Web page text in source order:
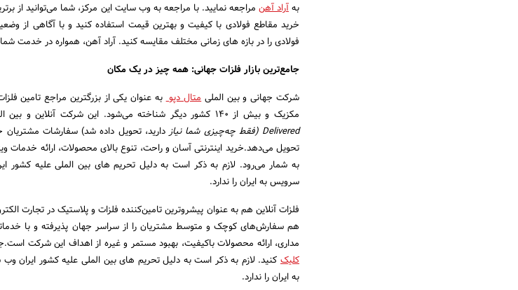
بهآراد آهن مراجعه نمایید. با مراجعه به وب سایت این مرکز، شما می‌توانید از
خرید مقاطع فولادی با کیفیت و بهترین قیمت استفاده کنید و با آگاهی از
فولادی را در بازه های زمانی مختلف مقایسه کنید. آراد آهن، همواره در خدمت
جامع‌ترین بازار فلزات جهانی: همه چیز در یک مکان
شرکت جهانی و بین الملیمتال دپوبه عنوان یکی از بزرگترین مراجع تامین
مکزیک و بیش از 140 کشور دیگر شناخته می‌شود. این شرکت آنلاین و بین الملی با شعار
Delivered (فقط چه‌چیزی شما نیازدارید، تحویل داده شد) سفارشات
تحویل می‌دهد.خرید اینترنتی آسان و راحت، تنوع بالای محصولات، ارائه خدمات
سرویس به ایران را ندارد.
فلزات آنلاین هم به عنوان پیشروترین تامین‌کننده فلزات و پلاستیک در
هم سفارش‌های کوچک و متوسط مشتریان را از سراسر جهان پذیرفته و با
مداری، ارائه محصولات باکیفیت، بهبود مستمر و غیره از اهداف این شرکت
کلیک
به ایران را ندارد.